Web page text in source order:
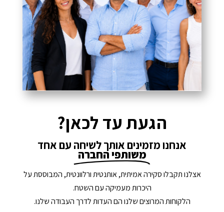
הגעת עד לכאן?
אנחנו מזמינים אותך לשיחה עם אחד
משותפי החברה
אצלנו תקבלו סקירה אמיתית, אותנטית ורלוונטית, המבוססת על
היכרות מעמיקה עם השטח.
הלקוחות המרוצים שלנו הם העדות לדרך העבודה שלנו.